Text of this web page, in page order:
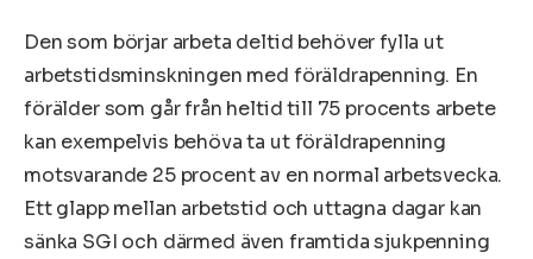
Den som börjar arbeta deltid behöver fylla ut
arbetstidsminskningen med föräldrapenning. En
förälder som går från heltid till 75 procents arbete
kan exempelvis behöva ta ut föräldrapenning
motsvarande 25 procent av en normal arbetsvecka.
Ett glapp mellan arbetstid och uttagna dagar kan
sänka SGI och därmed även framtida sjukpenning